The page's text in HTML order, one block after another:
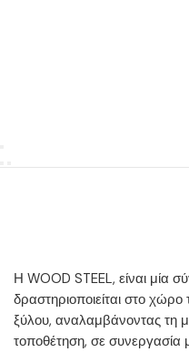
Η WOOD STEEL, είναι μία
δραστηριοποιείται στο χώρο
ξύλου, αναλαμβάνοντας τη
τοποθέτηση, σε συνεργασία